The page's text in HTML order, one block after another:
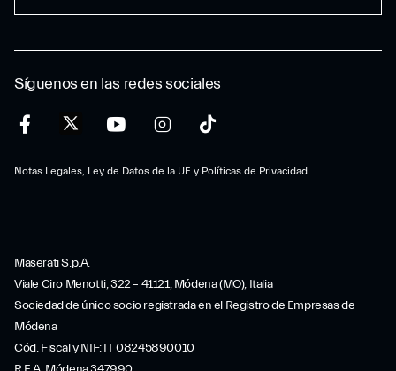
Síguenos en las redes sociales
Notas Legales, Ley de Datos de la UE y Políticas de Privacidad
Maserati S.p.A.
Viale Ciro Menotti, 322 – 41121, Módena (MO), Italia
Sociedad de único socio registrada en el Registro de Empresas de
Módena
Cód. Fiscal y NIF: IT 08245890010